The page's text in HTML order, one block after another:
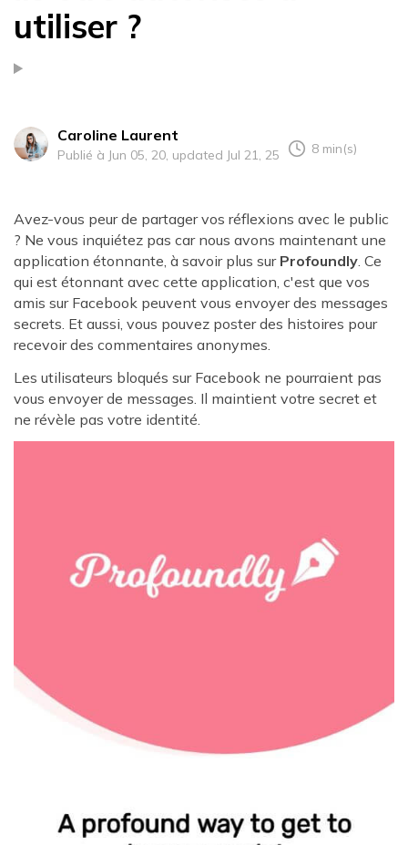
utiliser ?
Caroline Laurent
Publié à Jun 05, 20, updated Jul 21, 25 8 min(s)
Avez-vous peur de partager vos réflexions avec le public
? Ne vous inquiétez pas car nous avons maintenant une
application étonnante, à savoir plus sur Profoundly . Ce
qui est étonnant avec cette application, c'est que vos
amis sur Facebook peuvent vous envoyer des messages
secrets. Et aussi, vous pouvez poster des histoires pour
recevoir des commentaires anonymes.
Les utilisateurs bloqués sur Facebook ne pourraient pas
vous envoyer de messages. Il maintient votre secret et
ne révèle pas votre identité.